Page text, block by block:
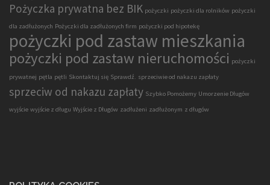
Pożyczka prywatna bez BIK pożyczki pożyczki dla rolników pożyczki
dla zadłużonych Pożyczki dla zadłużonych firm pożyczki pod hipotekę
pożyczki pod zastaw mieszkania
pożyczki pod zastaw nieruchomości pożyczki
prywatnej pętla pętli Skontaktuj się Sprawdź. sprzeciwie od nakazu zapłaty
sprzeciw od nakazu zapłaty Szybko Pomożemy Umorzenie Długów
wyjście wyjście z długu Wyjście z Długów zadłużeni zadłużonym z długów